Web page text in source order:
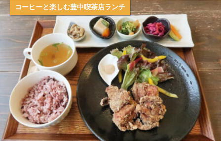
コーヒーと楽しむ豊中喫茶店ランチ